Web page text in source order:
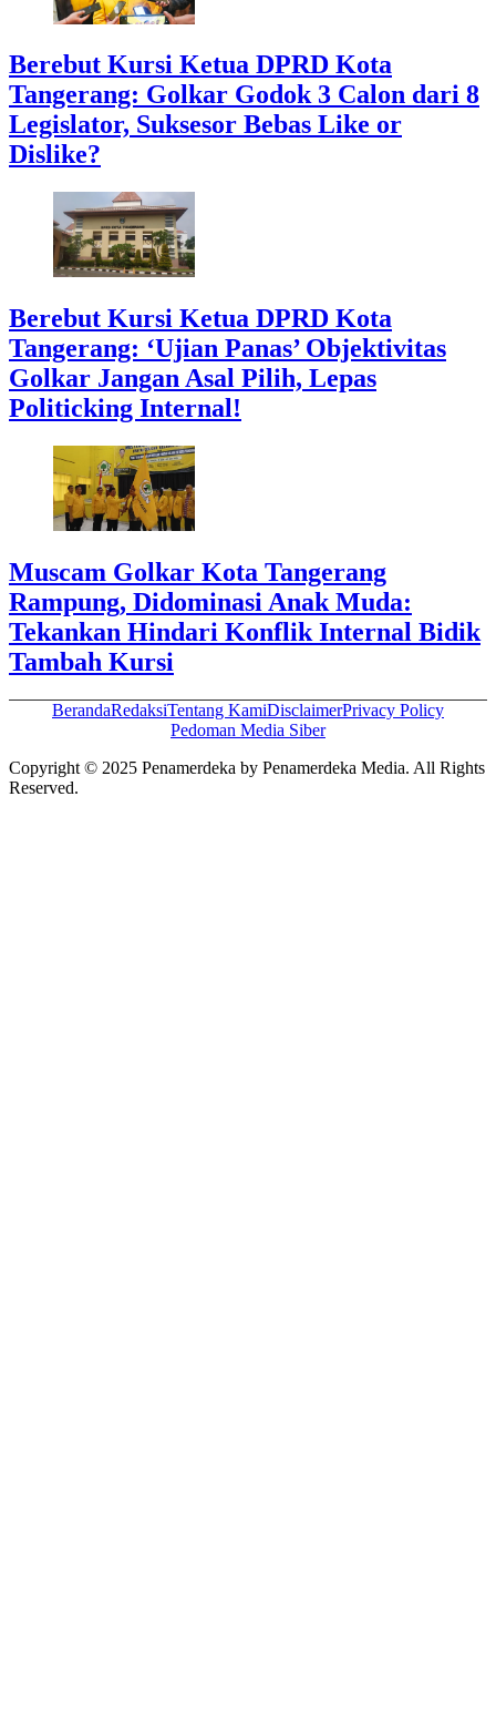
Berebut Kursi Ketua DPRD Kota
Tangerang: Golkar Godok 3 Calon dari 8
Legislator, Suksesor Bebas Like or
Dislike?
Berebut Kursi Ketua DPRD Kota
Tangerang: ‘Ujian Panas’ Objektivitas
Golkar Jangan Asal Pilih, Lepas
Politicking Internal!
Muscam Golkar Kota Tangerang
Rampung, Didominasi Anak Muda:
Tekankan Hindari Konflik Internal Bidik
Tambah Kursi
BerandaRedaksiTentang KamiDisclaimerPrivacy Policy
Pedoman Media Siber
Copyright © 2025 Penamerdeka by Penamerdeka Media. All Rights
Reserved.